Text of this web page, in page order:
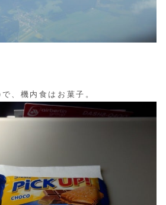
、機内食はお菓子。